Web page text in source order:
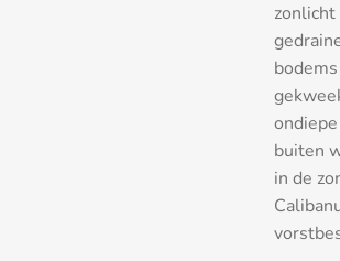
zonlicht
buiten
in de